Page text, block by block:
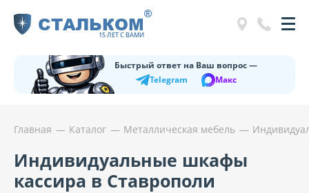
СТАЛЬКОМ
15 ЛЕТ С ВАМИ
®
Быстрый ответ на Ваш вопрос —
Telegram
Макс
Главная Каталог Металлическая мебель
Индивидуальные шкафы
кассира в Ставрополи